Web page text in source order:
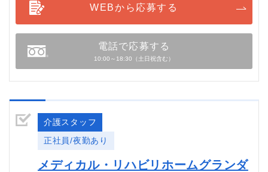
WEBから応募する
電話で応募する
10:00～18:30（土日祝含む）
介護スタッフ
正社員/夜勤あり
メディカル・リハビリホームグランダ